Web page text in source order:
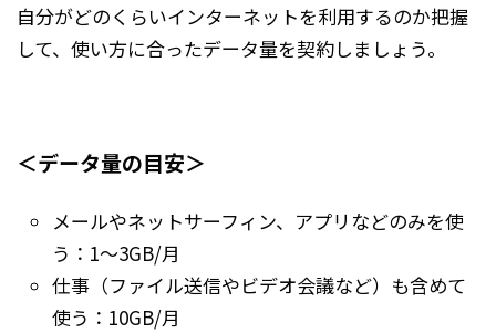
自分がどのくらいインターネットを利用するのか把握
して、使い方に合ったデータ量を契約しましょう。
＜データ量の目安＞
メールやネットサーフィン、アプリなどのみを使
う：1～3GB/月
仕事（ファイル送信やビデオ会議など）も含めて
使う：10GB/月